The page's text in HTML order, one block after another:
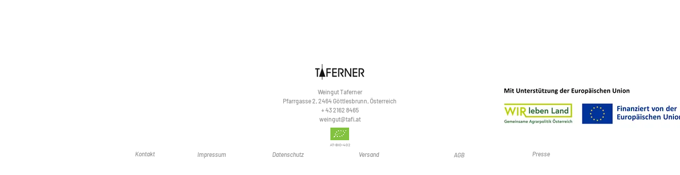
Kontakt
Weingut Taferner
Pfarrgasse 2, 2464 Göttlesbrunn, Österreich
+ 43 2162 8465
weingut@tafi.at
AT-BIO-402
Impressum Datenschutz Versand AGB Presse